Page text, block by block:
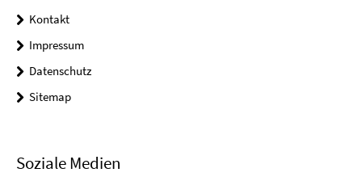
Kontakt
Impressum
Datenschutz
Sitemap
Soziale Medien